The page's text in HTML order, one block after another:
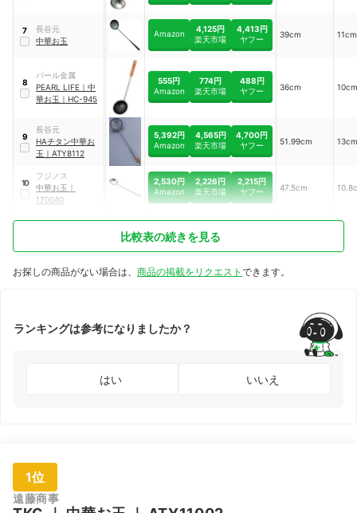
7
長谷元
中華お玉
Amazon
4,125円
楽天市場
4,413円
ヤフー
39cm 11cm
8
パール金属
PEARL LIFE ｜ 中
華お玉 ｜ HC-945
555円
Amazon
774円
楽天市場
488円
ヤフー
36cm 10cm
9
長谷元
HAチタン中華お
玉 ｜ ATY8112
5,392円
Amazon
4,565円
楽天市場
4,700円
ヤフー
51.99cm 13cm
10
フジノス
中華お玉 ｜
170040
2,530円
Amazon
2,226円
楽天市場
2,215円
ヤフー
47.5cm
比較表の続きを見る
お探しの商品がない場合は、 商品の掲載をリクエスト できます。
ランキングは参考になりましたか？
はい いいえ
1位
遠藤商事